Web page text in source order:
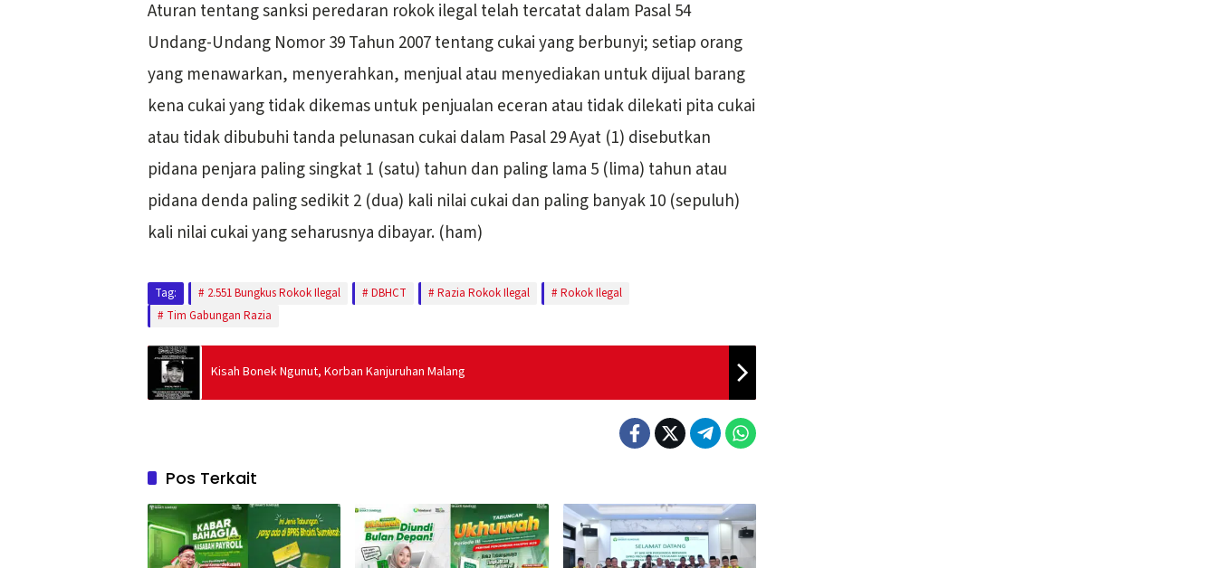
Aturan tentang sanksi peredaran rokok ilegal telah tercatat dalam Pasal 54
Undang-Undang Nomor 39 Tahun 2007 tentang cukai yang berbunyi; setiap orang
yang menawarkan, menyerahkan, menjual atau menyediakan untuk dijual barang
kena cukai yang tidak dikemas untuk penjualan eceran atau tidak dilekati pita cukai
atau tidak dibubuhi tanda pelunasan cukai dalam Pasal 29 Ayat (1) disebutkan
pidana penjara paling singkat 1 (satu) tahun dan paling lama 5 (lima) tahun atau
pidana denda paling sedikit 2 (dua) kali nilai cukai dan paling banyak 10 (sepuluh)
kali nilai cukai yang seharusnya dibayar. (ham)
Tag: 2.551 Bungkus Rokok Ilegal DBHCT Razia Rokok Ilegal
Rokok Ilegal
Tim Gabungan Razia
Kisah Bonek Ngunut, Korban Kanjuruhan Malang
Pos Terkait